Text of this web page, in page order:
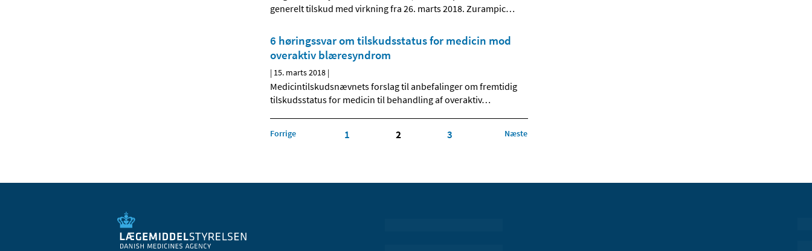
generelt tilskud med virkning fra 26. marts 2018. Zurampic…
6 høringssvar om tilskudsstatus for medicin mod
overaktiv blæresyndrom
| 15. marts 2018 |
Medicintilskudsnævnets forslag til anbefalinger om fremtidig
tilskudsstatus for medicin til behandling af overaktiv…
Forrige 1 2 3 Næste